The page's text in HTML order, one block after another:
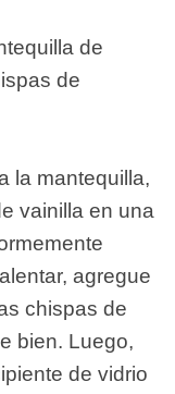
de
de
la mantequilla,
vainilla en una
agregue
chispas de
bien. Luego,
de vidrio